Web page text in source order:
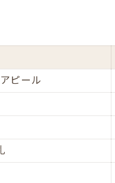
動産売却サービス
ピール